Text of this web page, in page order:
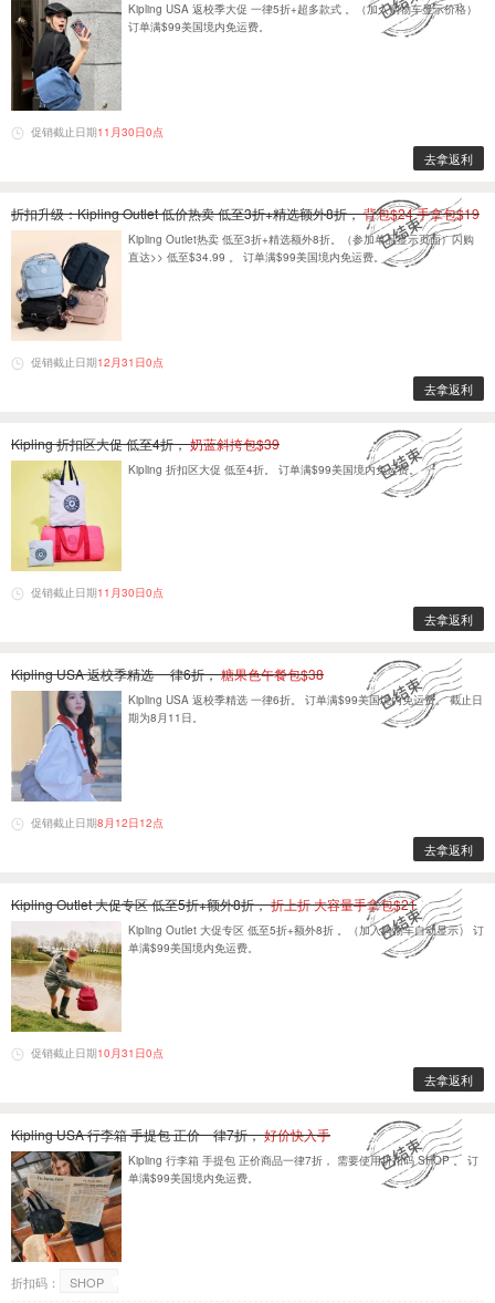
Kipling USA 返校季大促 一律5折+超多款式 。（加入购物车显示价格）
订单满$99美国境内免运费。
促销截止日期11月30日0点
去拿返利
折扣升级：Kipling Outlet 低价热卖 低至3折+精选额外8折，背包$24 手拿包$19
Kipling Outlet热卖 低至3折+精选额外8折。（参加单品显示页面）闪购
直达>> 低至$34.99 。 订单满$99美国境内免运费。
促销截止日期12月31日0点
去拿返利
Kipling 折扣区大促 低至4折，奶蓝斜挎包$39
Kipling 折扣区大促 低至4折。 订单满$99美国境内免运费。
促销截止日期11月30日0点
去拿返利
Kipling USA 返校季精选 一律6折，糖果色午餐包$38
Kipling USA 返校季精选 一律6折。 订单满$99美国境内免运费。 截止日
期为8月11日。
促销截止日期8月12日12点
去拿返利
Kipling Outlet 大促专区 低至5折+额外8折，折上折 大容量手拿包$21
Kipling Outlet 大促专区 低至5折+额外8折 。（加入购物车自动显示） 订
单满$99美国境内免运费。
促销截止日期10月31日0点
去拿返利
Kipling USA 行李箱 手提包 正价一律7折，好价快入手
Kipling 行李箱 手提包 正价商品一律7折， 需要使用折扣码 SHOP 。 订
单满$99美国境内免运费。
折扣码： SHOP